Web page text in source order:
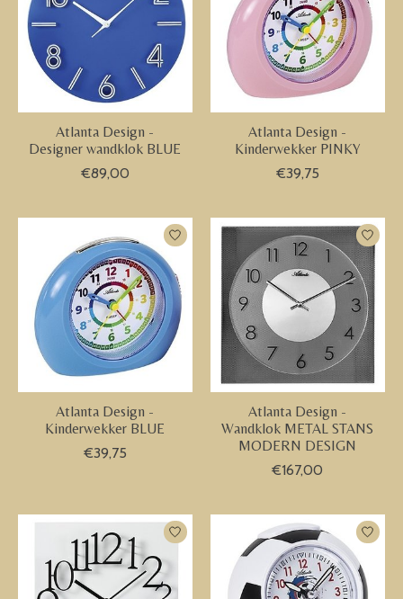
Atlanta Design -
Designer wandklok BLUE
€89,00
Atlanta Design -
Kinderwekker PINKY
€39,75
Atlanta Design -
Kinderwekker BLUE
€39,75
Atlanta Design -
Wandklok METAL STANS
MODERN DESIGN
€167,00